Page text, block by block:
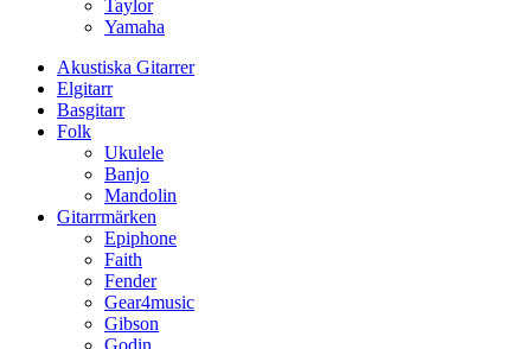
Taylor
Yamaha
Akustiska Gitarrer
Elgitarr
Basgitarr
Folk
Ukulele
Banjo
Mandolin
Gitarrmärken
Epiphone
Faith
Fender
Gear4music
Gibson
Godin